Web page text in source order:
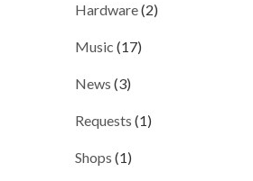
Hardware(2)
Music (17)
News (3)
Requests (1)
Shops (1)